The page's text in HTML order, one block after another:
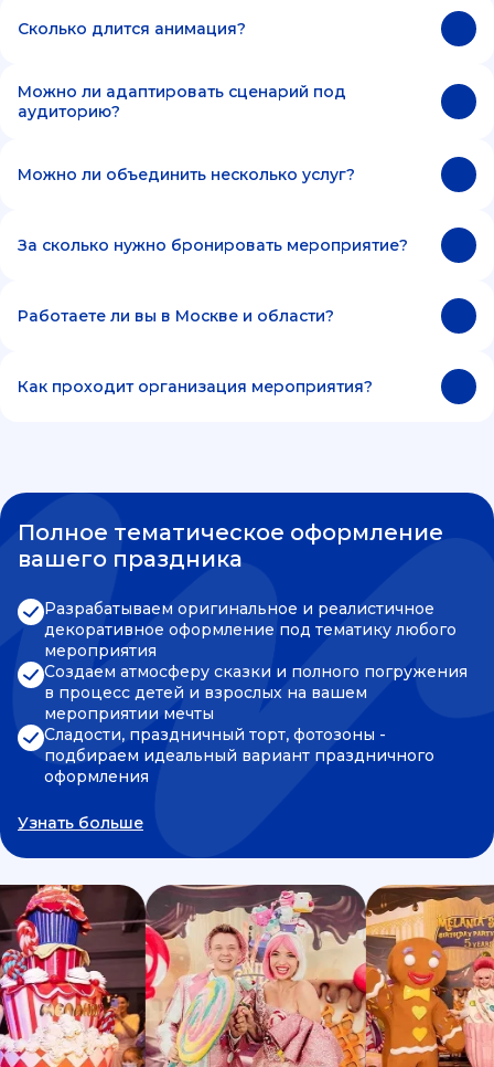
Сколько длится анимация?
Можно ли адаптировать сценарий под
аудиторию?
Можно ли объединить несколько услуг?
За сколько нужно бронировать мероприятие?
Работаете ли вы в Москве и области?
Как проходит организация мероприятия?
Полное тематическое оформление
вашего праздника
Разрабатываем оригинальное и реалистичное
декоративное оформление под тематику любого
мероприятия
Создаем атмосферу сказки и полного погружения
в процесс детей и взрослых на вашем
мероприятии мечты
Сладости, праздничный торт, фотозоны -
подбираем идеальный вариант праздничного
оформления
Узнать больше